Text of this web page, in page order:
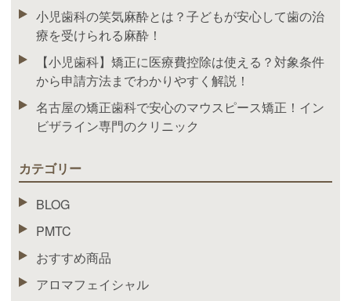
小児歯科の笑気麻酔とは？子どもが安心して歯の治
療を受けられる麻酔！
【小児歯科】矯正に医療費控除は使える？対象条件
から申請方法までわかりやすく解説！
名古屋の矯正歯科で安心のマウスピース矯正！イン
ビザライン専門のクリニック
カテゴリー
BLOG
PMTC
おすすめ商品
アロマフェイシャル